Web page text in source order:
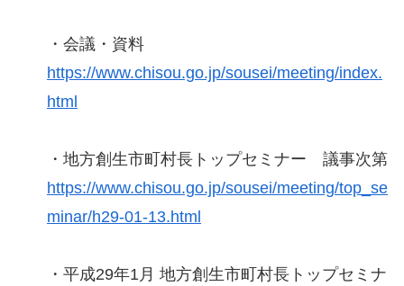
・会議・資料
https://www.chisou.go.jp/sousei/meeting/index.
html
・地方創生市町村長トップセミナー 議事次第
https://www.chisou.go.jp/sousei/meeting/top_se
minar/h29-01-13.html
・平成29年1月 地方創生市町村長トップセミナ